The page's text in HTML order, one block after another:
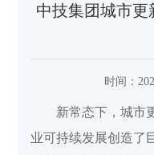
中技集团城市
时间：
新常态下，城市
业可持续发展创造了